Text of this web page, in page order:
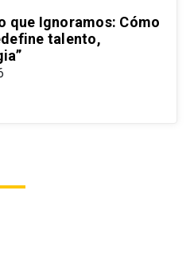
que Ignoramos: Cómo
talento,